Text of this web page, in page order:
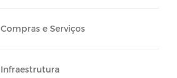
Compras e Serviços
Infraestrutura